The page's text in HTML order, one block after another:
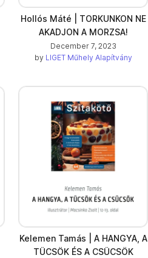
Hollós Máté | TORKUNKON NE
AKADJON A MORZSA!
December 7, 2023
by LIGET Műhely Alapítvány
Kelemen Tamás | A HANGYA, A
TÜCSÖK ÉS A CSÜCSÖK